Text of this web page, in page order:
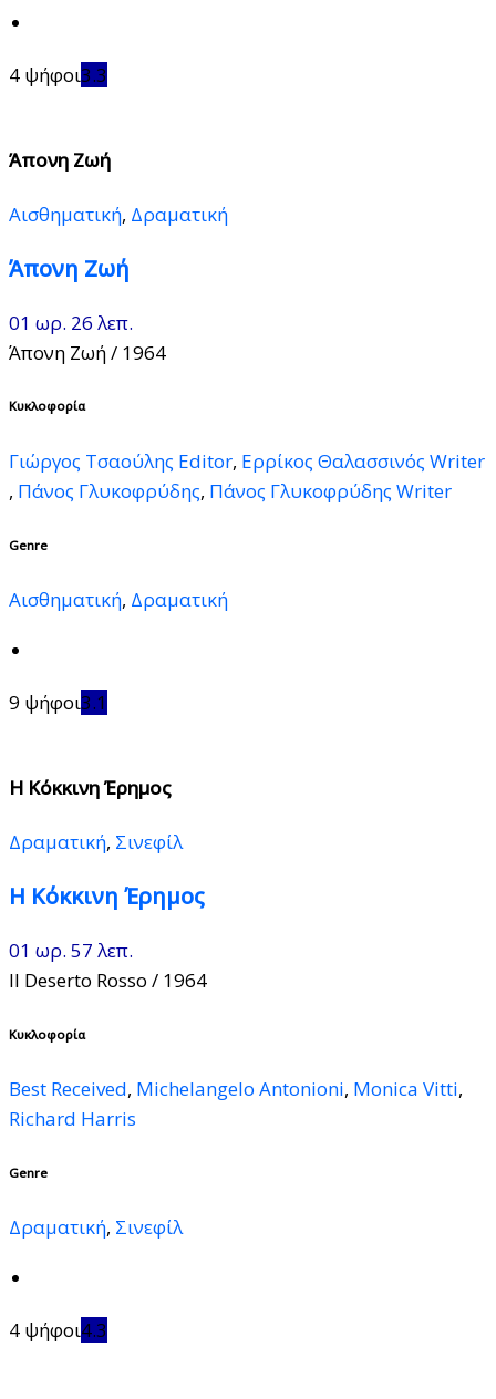
4 ψήφοι3.3
Άπονη Ζωή
Αισθηματική, Δραματική
Άπονη Ζωή
01 ωρ. 26 λεπ.
Άπονη Ζωή/ 1964
Κυκλοφορία
Γιώργος Τσαούλης Editor, Ερρίκος Θαλασσινός Writer
, Πάνος Γλυκοφρύδης, Πάνος Γλυκοφρύδης Writer
Genre
Αισθηματική, Δραματική
9 ψήφοι3.1
Η Κόκκινη Έρημος
Δραματική, Σινεφίλ
Η Κόκκινη Έρημος
01 ωρ. 57 λεπ.
Il Deserto Rosso / 1964
Κυκλοφορία
Best Received, Michelangelo Antonioni, Monica Vitti,
Richard Harris
Genre
Δραματική, Σινεφίλ
4 ψήφοι4.3